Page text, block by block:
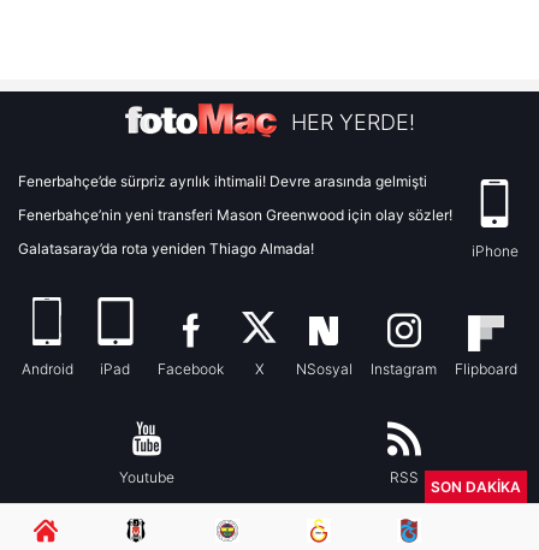
HER YERDE!
Fenerbahçe’de sürpriz ayrılık ihtimali! Devre arasında gelmişti
Fenerbahçe’nin yeni transferi Mason Greenwood için olay sözler!
Galatasaray’da rota yeniden Thiago Almada!
iPhone
Android iPad Facebook X NSosyal Instagram Flipboard
Youtube RSS
SON DAKİKA